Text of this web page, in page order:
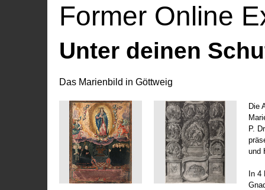
Former Online
Unter deinen
Das Marienbild in Göttweig
Die
P.
und
In 4